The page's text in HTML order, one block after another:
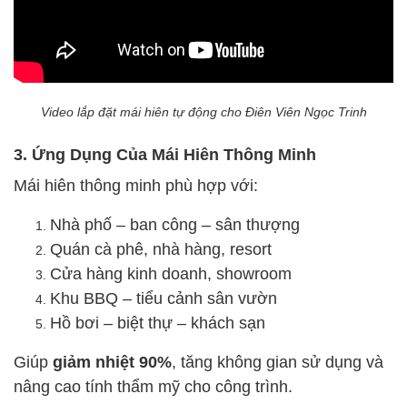
Video lắp đặt mái hiên tự động cho Điên Viên Ngọc Trinh
3. Ứng Dụng Của Mái Hiên Thông Minh
Mái hiên thông minh phù hợp với:
Nhà phố – ban công – sân thượng
Quán cà phê, nhà hàng, resort
Cửa hàng kinh doanh, showroom
Khu BBQ – tiểu cảnh sân vườn
Hồ bơi – biệt thự – khách sạn
Giúp giảm nhiệt 90%, tăng không gian sử dụng và
nâng cao tính thẩm mỹ cho công trình.